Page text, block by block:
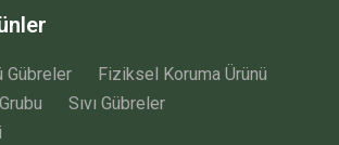
Gübreler
Fiziksel Koruma Ürünü
Sıvı Gübreler